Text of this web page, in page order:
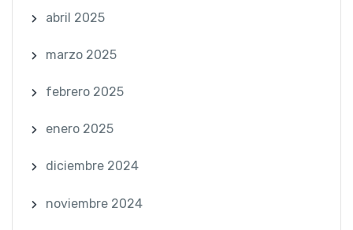
abril 2025
marzo 2025
febrero 2025
enero 2025
diciembre 2024
noviembre 2024